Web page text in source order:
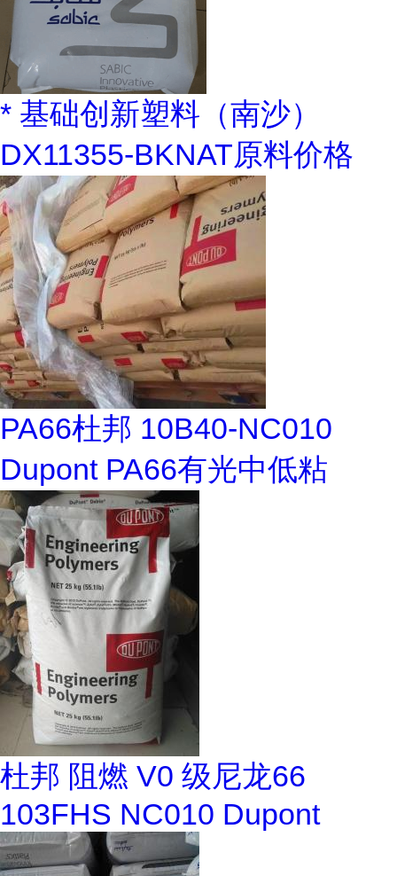
* 基础创新塑料（南沙）
DX11355-BKNAT原料价格
PA66杜邦 10B40-NC010
Dupont PA66有光中低粘
杜邦 阻燃 V0 级尼龙66
103FHS NC010 Dupont